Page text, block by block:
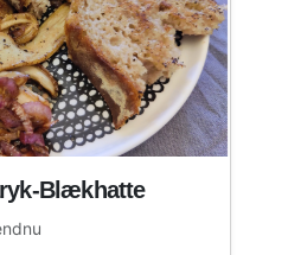
Blækhatte